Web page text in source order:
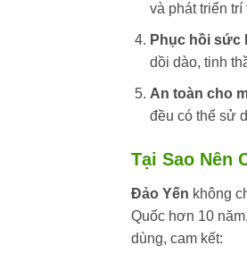
và phát triển trí
Phục hồi sức
dồi dào, tinh
An toàn cho
đều có thể sử
Tại Sao Nên
Đảo Yến không
Quốc hơn 10
dùng, cam kết: